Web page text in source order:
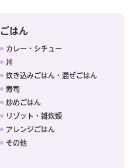
ごはん
カレー・シチュー
丼
炊き込みごはん・混ぜごはん
寿司
炒めごはん
リゾット・雑炊類
アレンジごはん
その他